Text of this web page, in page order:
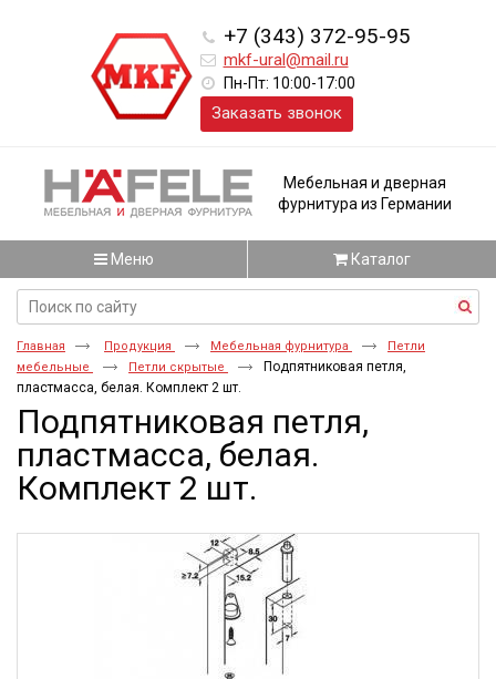
+7 (343) 372-95-95
mkf-ural@mail.ru
Пн-Пт: 10:00-17:00
Заказать звонок
Мебельная и дверная
фурнитура из Германии
Меню Каталог
Главная Продукция Мебельная фурнитура
Петли
мебельные
Петли скрытые
Подпятниковая петля,
пластмасса, белая. Комплект 2 шт.
Подпятниковая петля,
пластмасса, белая.
Комплект 2 шт.